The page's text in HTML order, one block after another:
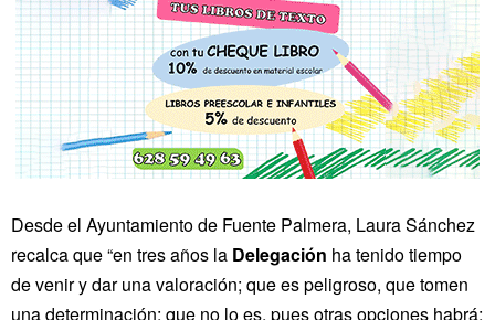
Desde el Ayuntamiento de Fuente Palmera, Laura Sánchez
recalca que “en tres años la Delegación ha tenido tiempo
de venir y dar una valoración; que es peligroso, que tomen
una determinación; que no lo es, pues otras opciones habrá;